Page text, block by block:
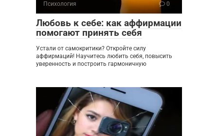
Психология 0
Любовь к себе: как аффирмации
помогают принять себя
Устали от самокритики? Откройте силу
аффирмаций! Научитесь любить себя, повысить
уверенность и построить гармоничную